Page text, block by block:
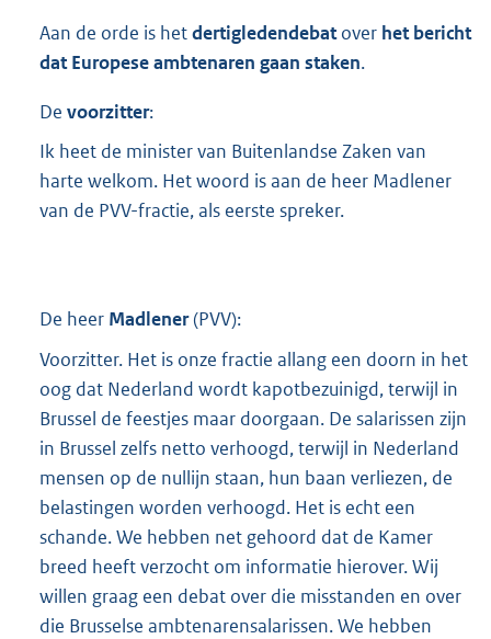
o
t
2
6
7
Aan de orde is hetdertigledendebatover het bericht
dat Europese ambtenaren gaan staken.
De voorzitter:
Ik heet de minister van Buitenlandse Zaken van
harte welkom. Het woord is aan de heer Madlener
van de PVV-fractie, als eerste spreker.
De heer Madlener(PVV):
Voorzitter. Het is onze fractie allang een doorn in het
oog dat Nederland wordt kapotbezuinigd, terwijl in
Brussel de feestjes maar doorgaan. De salarissen zijn
in Brussel zelfs netto verhoogd, terwijl in Nederland
mensen op de nullijn staan, hun baan verliezen, de
belastingen worden verhoogd. Het is echt een
schande. We hebben net gehoord dat de Kamer
breed heeft verzocht om informatie hierover. Wij
willen graag een debat over die misstanden en over
die Brusselse ambtenarensalarissen. We hebben